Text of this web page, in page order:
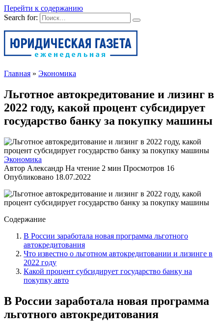
Перейти к содержанию
Search for:
Главная » Экономика
Льготное автокредитование и лизинг в
2022 году, какой процент субсидирует
государство банку за покупку машины
Экономика
Автор Александр На чтение 2 мин Просмотров 16
Опубликовано 18.07.2022
Содержание
В России заработала новая программа льготного
автокредитования
Что известно о льготном автокредитовании и лизинге в
2022 году
Какой процент субсидирует государство банку на
покупку авто
В России заработала новая программа
льготного автокредитования